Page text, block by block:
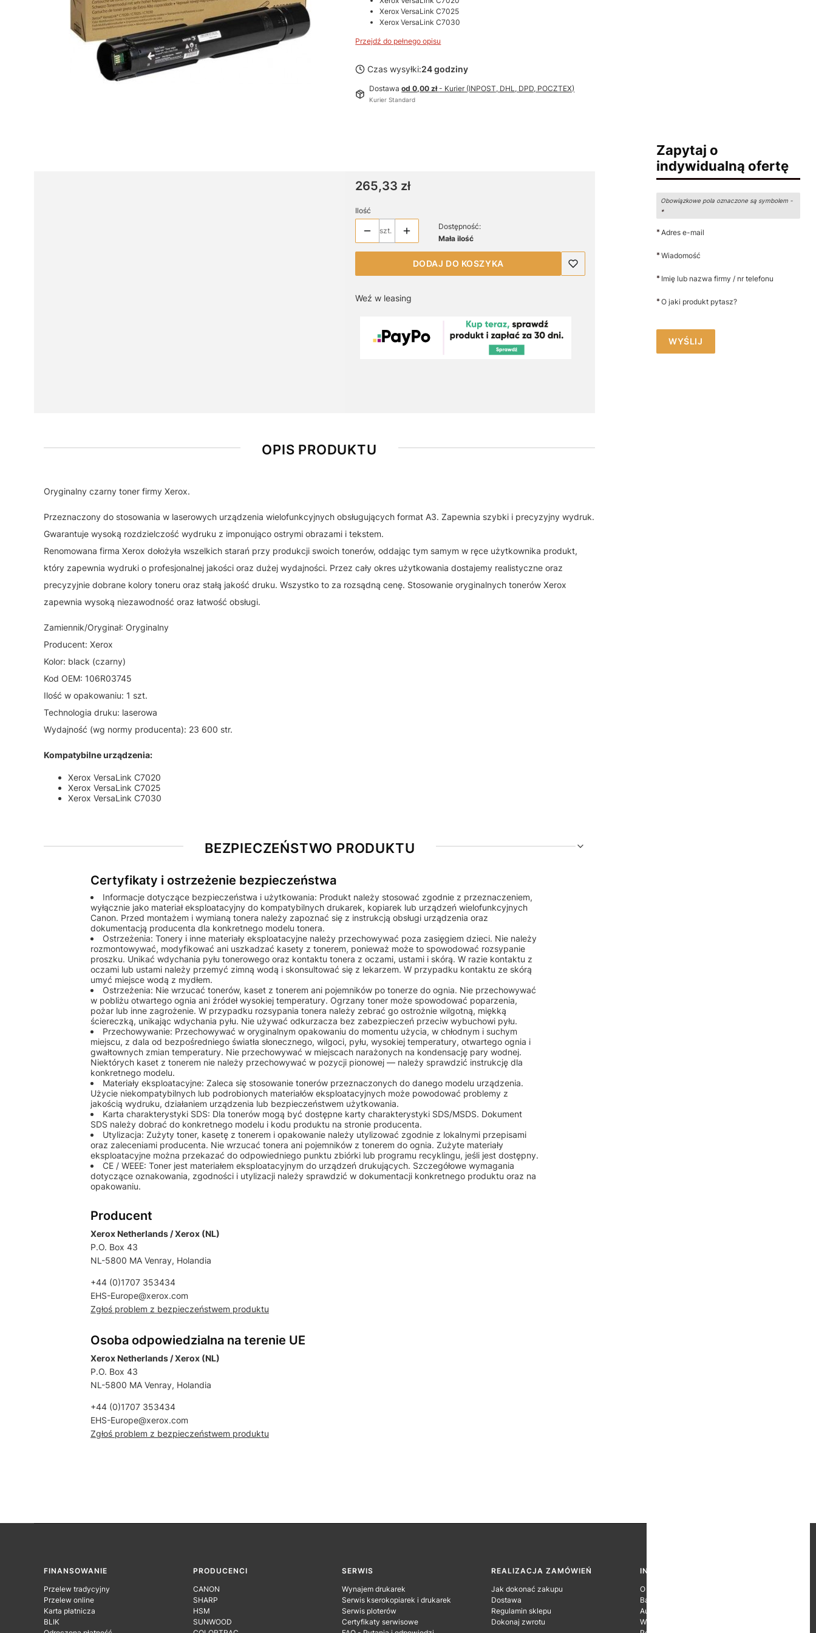
Xerox VersaLink C7025
Xerox VersaLink C7030
Przejdź do pełnego opisu
Czas wysyłki:24 godziny
Dostawaod 0,00 zł- Kurier (INPOST, DHL, DPD, POCZTEX)
Kurier Standard
Cena
265,33 zł
Ilość
szt.
Dostępność:
Mała ilość
DODAJ DO KOSZYKA
Weź w leasing
OPIS PRODUKTU
Oryginalny czarny toner firmy Xerox.
Przeznaczony do stosowania w laserowych urządzenia wielofunkcyjnych obsługujących format A3. Zapewnia szybki i precyzyjny wydruk.
Gwarantuje wysoką rozdzielczość wydruku z imponująco ostrymi obrazami i tekstem.
Renomowana firma Xerox dołożyła wszelkich starań przy produkcji swoich tonerów, oddając tym samym w ręce użytkownika produkt,
który zapewnia wydruki o profesjonalnej jakości oraz dużej wydajności. Przez cały okres użytkowania dostajemy realistyczne oraz
precyzyjnie dobrane kolory toneru oraz stałą jakość druku. Wszystko to za rozsądną cenę. Stosowanie oryginalnych tonerów Xerox
zapewnia wysoką niezawodność oraz łatwość obsługi.
Zamiennik/Oryginał: Oryginalny
Producent: Xerox
Kolor: black (czarny)
Kod OEM: 106R03745
Ilość w opakowaniu: 1 szt.
Technologia druku: laserowa
Wydajność (wg normy producenta): 23 600 str.
Kompatybilne urządzenia:
Xerox VersaLink C7020
Xerox VersaLink C7025
Xerox VersaLink C7030
Zapytaj o
indywidualną ofertę
Obowiązkowe pola oznaczone są symbolem -
*
*Adres e-mail
*Wiadomość
* Imię lub nazwa firmy / nr telefonu
*O jaki produkt pytasz?
WYŚLIJ
BEZPIECZEŃSTWO PRODUKTU
Certyfikaty i ostrzeżenie bezpieczeństwa
Informacje dotyczące bezpieczeństwa i użytkowania: Produkt należy stosować zgodnie z przeznaczeniem,
wyłącznie jako materiał eksploatacyjny do kompatybilnych drukarek, kopiarek lub urządzeń wielofunkcyjnych
Canon. Przed montażem i wymianą tonera należy zapoznać się z instrukcją obsługi urządzenia oraz
dokumentacją producenta dla konkretnego modelu tonera.
Ostrzeżenia: Tonery i inne materiały eksploatacyjne należy przechowywać poza zasięgiem dzieci. Nie należy
rozmontowywać, modyfikować ani uszkadzać kasety z tonerem, ponieważ może to spowodować rozsypanie
proszku. Unikać wdychania pyłu tonerowego oraz kontaktu tonera z oczami, ustami i skórą. W razie kontaktu z
oczami lub ustami należy przemyć zimną wodą i skonsultować się z lekarzem. W przypadku kontaktu ze skórą
umyć miejsce wodą z mydłem.
Ostrzeżenia: Nie wrzucać tonerów, kaset z tonerem ani pojemników po tonerze do ognia. Nie przechowywać
w pobliżu otwartego ognia ani źródeł wysokiej temperatury. Ogrzany toner może spowodować poparzenia,
pożar lub inne zagrożenie. W przypadku rozsypania tonera należy zebrać go ostrożnie wilgotną, miękką
ściereczką, unikając wdychania pyłu. Nie używać odkurzacza bez zabezpieczeń przeciw wybuchowi pyłu.
Przechowywanie: Przechowywać w oryginalnym opakowaniu do momentu użycia, w chłodnym i suchym
miejscu, z dala od bezpośredniego światła słonecznego, wilgoci, pyłu, wysokiej temperatury, otwartego ognia i
gwałtownych zmian temperatury. Nie przechowywać w miejscach narażonych na kondensację pary wodnej.
Niektórych kaset z tonerem nie należy przechowywać w pozycji pionowej — należy sprawdzić instrukcję dla
konkretnego modelu.
Materiały eksploatacyjne: Zaleca się stosowanie tonerów przeznaczonych do danego modelu urządzenia.
Użycie niekompatybilnych lub podrobionych materiałów eksploatacyjnych może powodować problemy z
jakością wydruku, działaniem urządzenia lub bezpieczeństwem użytkowania.
Karta charakterystyki SDS: Dla tonerów mogą być dostępne karty charakterystyki SDS/MSDS. Dokument
SDS należy dobrać do konkretnego modelu i kodu produktu na stronie producenta.
Utylizacja: Zużyty toner, kasetę z tonerem i opakowanie należy utylizować zgodnie z lokalnymi przepisami
oraz zaleceniami producenta. Nie wrzucać tonera ani pojemników z tonerem do ognia. Zużyte materiały
eksploatacyjne można przekazać do odpowiedniego punktu zbiórki lub programu recyklingu, jeśli jest dostępny.
CE / WEEE: Toner jest materiałem eksploatacyjnym do urządzeń drukujących. Szczegółowe wymagania
dotyczące oznakowania, zgodności i utylizacji należy sprawdzić w dokumentacji konkretnego produktu oraz na
opakowaniu.
Producent
Xerox Netherlands / Xerox (NL)
P.O. Box 43
NL-5800 MA Venray, Holandia
+44 (0)1707 353434
EHS-Europe@xerox.com
Zgłoś problem z bezpieczeństwem produktu
Osoba odpowiedzialna na terenie UE
Xerox Netherlands / Xerox (NL)
P.O. Box 43
NL-5800 MA Venray, Holandia
+44 (0)1707 353434
EHS-Europe@xerox.com
Zgłoś problem z bezpieczeństwem produktu
Linki w stopce
FINANSOWANIE
Przelew tradycyjny
Przelew online
Karta płatnicza
BLIK
PRODUCENCI
CANON
SHARP
HSM
SUNWOOD
SERWIS
Wynajem drukarek
Serwis kserokopiarek i drukarek
Serwis ploterów
Certyfikaty serwisowe
REALIZACJA ZAMÓWIEŃ
Jak dokonać zakupu
Dostawa
Regulamin sklepu
Dokonaj zwrotu
INFORMACJE O FIRMIE
O firmie
Baza wiedzy
Autoryzacje Producentów
Wyróżnienia